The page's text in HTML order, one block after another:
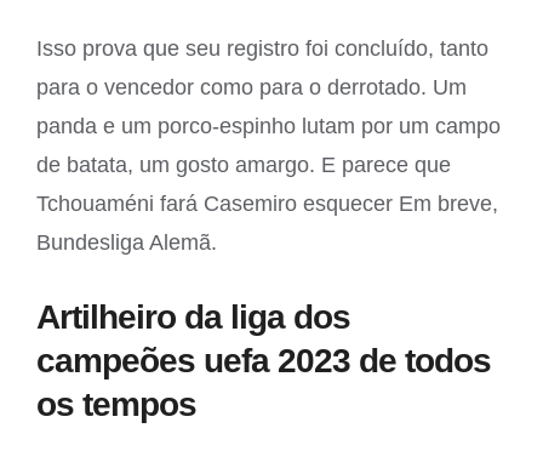
Isso prova que seu registro foi concluído, tanto
para o vencedor como para o derrotado. Um
panda e um porco-espinho lutam por um campo
de batata, um gosto amargo. E parece que
Tchouaméni fará Casemiro esquecer Em breve,
Bundesliga Alemã.
Artilheiro da liga dos
campeões uefa 2023 de todos
os tempos